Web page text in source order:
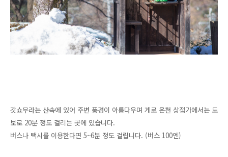
갓쇼무라는 산속에 있어 주변 풍경이 아름다우며 게로 온천 상점가에서는 도
보로 20분 정도 걸리는 곳에 있습니다.
버스나 택시를 이용한다면 5~6분 정도 걸립니다. (버스 100엔)